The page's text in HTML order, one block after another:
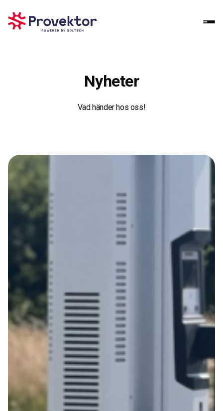
Nyheter
Vad händer hos oss!